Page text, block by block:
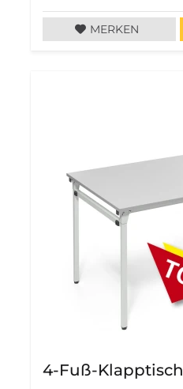
MERKEN
4-Fuß-Klapptisch